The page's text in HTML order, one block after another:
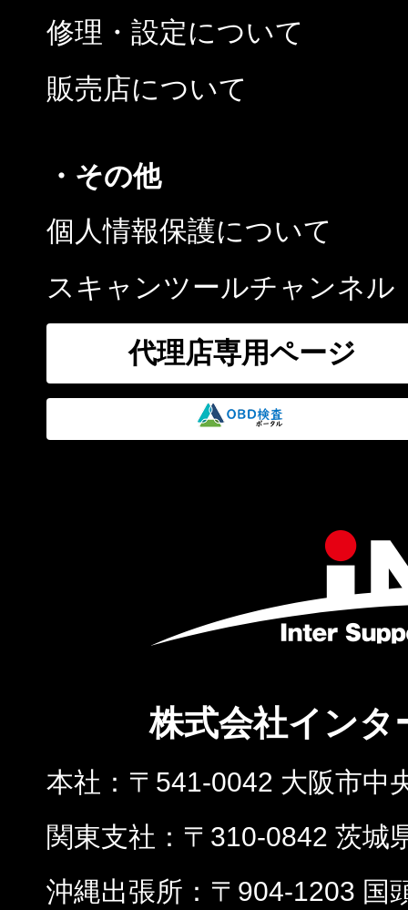
修理・設定について
販売店について
・その他
個人情報保護について
スキャンツールチャンネル
代理店専用ページ
株式会社インタ
本社
〒541-0042 大阪市中
関東支社
〒310-0842 茨城
沖縄出張所
〒904-1203 国